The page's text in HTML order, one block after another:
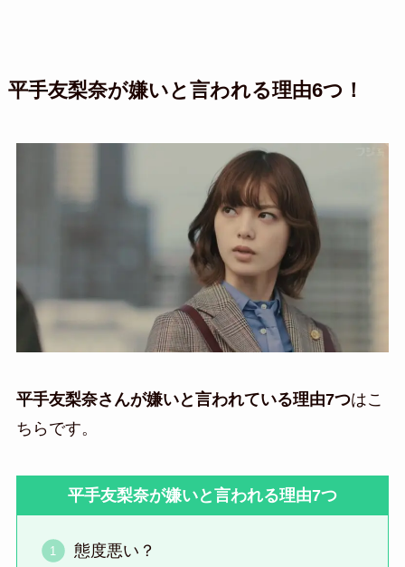
平手友梨奈が嫌いと言われる理由6つ！
平手友梨奈さんが嫌いと言われている理由7つはこ
ちらです。
平手友梨奈が嫌いと言われる理由7つ
態度悪い？